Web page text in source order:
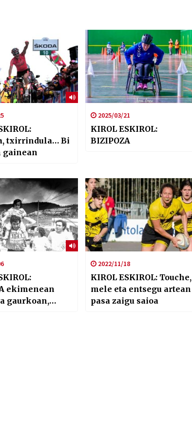
txirrindula… Bi
2025/03/21
KIROL ESKIROL:
BIZIPOZA
ekimenean
gaurkoan,
2022/11/18
KIROL ESKIROL: Touche,
mele eta entsegu artean
pasa zaigu saioa